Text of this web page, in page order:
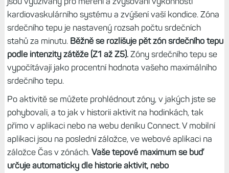
kardiovaskulárního systému a zvýšení vaší kondice. Zóna
srdečního tepu je nastavený rozsah počtu srdečních
stahů za minutu. Běžně se rozlišuje pět zón srdečního tepu
podle intenzity zátěže (Z1 až Z5).Zóny srdečního tepu se
vypočítávají jako procentní hodnota vašeho maximálního
srdečního tepu.
Po aktivitě se můžete prohlédnout zóny, v jakých jste se
pohybovali, a to jak v historii aktivit na hodinkách, tak
přímo v aplikaci nebo na webu deníku Connect. V mobilní
aplikaci jsou na poslední záložce, ve webové aplikaci na
záložce Čas v zónách. Vaše tepové maximum se buď
určuje automaticky dle historie aktivit, nebo